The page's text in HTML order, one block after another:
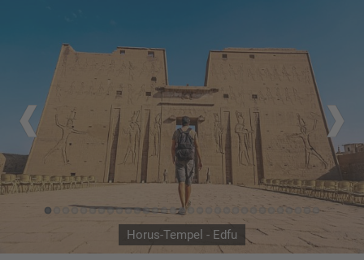
Horus-Tempel - Edfu